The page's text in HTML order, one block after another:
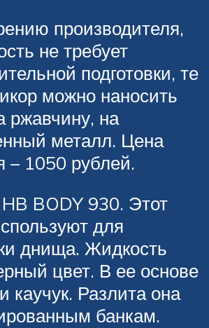
производителя,
не требует
подготовки, те
можно наносить
ржавчину, на
металл. Цена
– 1050 рублей.
BODY 930. Этот
для
днища. Жидкость
цвет. В ее основе
каучук. Разлита она
банкам.